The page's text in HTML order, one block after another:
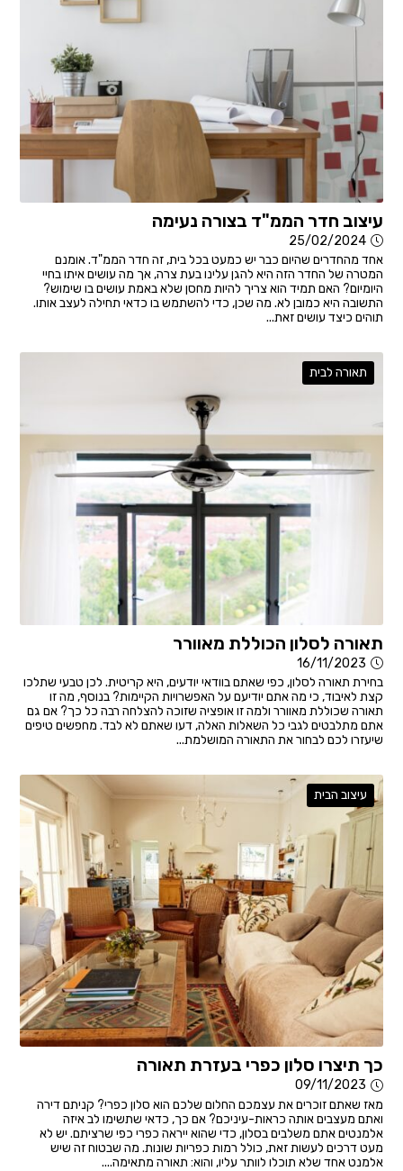
עיצוב חדר הממ"ד בצורה נעימה
25/02/2024
אחד מהחדרים שהיום כבר יש כמעט בכל בית, זה חדר הממ"ד. אומנם
המטרה של החדר הזה היא להגן עלינו בעת צרה, אך מה עושים איתו בחיי
היומיום? האם תמיד הוא צריך להיות מחסן שלא באמת עושים בו שימוש?
התשובה היא כמובן לא. מה שכן, כדי להשתמש בו כדאי תחילה לעצב אותו.
תוהים כיצד עושים זאת...
תאורה לבית
תאורה לסלון הכוללת מאוורר
16/11/2023
בחירת תאורה לסלון, כפי שאתם בוודאי יודעים, היא קריטית. לכן טבעי שתלכו
קצת לאיבוד, כי מה אתם יודיעם על האפשרויות הקיימות? בנוסף, מה זו
תאורה שכוללת מאוורר ולמה זו אופציה שזוכה להצלחה רבה כל כך? אם גם
אתם מתלבטים לגבי כל השאלות האלה, דעו שאתם לא לבד. מחפשים טיפים
שיעזרו לכם לבחור את התאורה המושלמת...
עיצוב הבית
כך תיצרו סלון כפרי בעזרת תאורה
09/11/2023
מאז שאתם זוכרים את עצמכם החלום שלכם הוא סלון כפרי? קניתם דירה
ואתם מעצבים אותה כראות-עיניכם? אם כך, כדאי שתשימו לב איזה
אלמנטים אתם משלבים בסלון, כדי שהוא ייראה כפרי כפי שרציתם. יש לא
מעט דרכים לעשות זאת, כולל רמות כפריות שונות. מה שבטוח זה שיש
אלמנט אחד שלא תוכלו לוותר עליו, והוא: תאורה מתאימה....